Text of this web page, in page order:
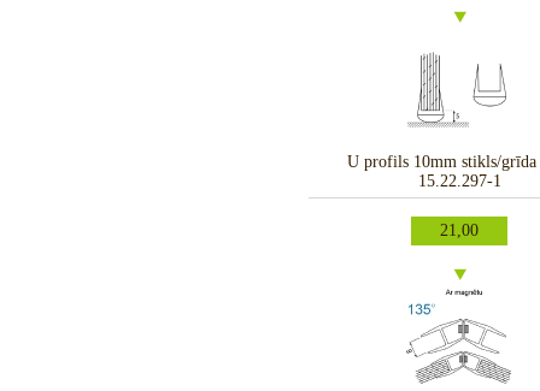
U profils 10mm stikls/grīda
15.22.297-1
21,00